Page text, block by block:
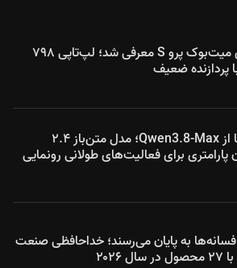
هواوی میت‌بوک پرو S معرفی شد؛ لپ‌تاپی ۷۹۸
پردازنده ضعیف
علی‌بابا از Qwen3.8-Max؛ مدل متن‌باز ۲.۴
پارامتری برای فعالیت‌های طولانی رونمایی
به پایان می‌رسند؛ خداحافظی صنعت
۲۰۲۶